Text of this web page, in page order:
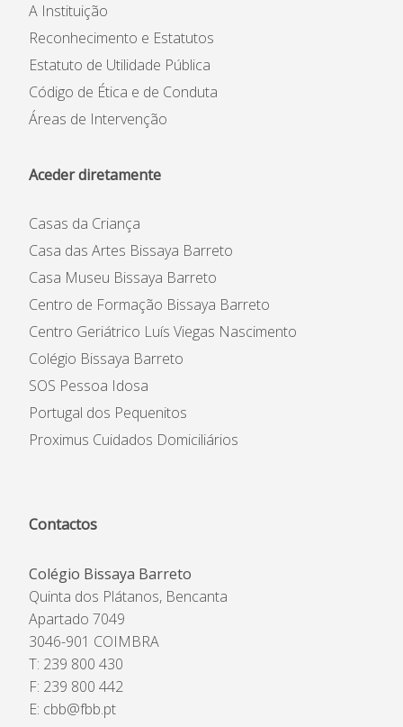
A Instituição
Reconhecimento e Estatutos
Estatuto de Utilidade Pública
Código de Ética e de Conduta
Áreas de Intervenção
Aceder diretamente
Casas da Criança
Casa das Artes Bissaya Barreto
Casa Museu Bissaya Barreto
Centro de Formação Bissaya Barreto
Centro Geriátrico Luís Viegas Nascimento
Colégio Bissaya Barreto
SOS Pessoa Idosa
Portugal dos Pequenitos
Proximus Cuidados Domiciliários
Contactos
Colégio Bissaya Barreto
Quinta dos Plátanos, Bencanta
Apartado 7049
3046-901 COIMBRA
T: 239 800 430
F: 239 800 442
E: cbb@fbb.pt